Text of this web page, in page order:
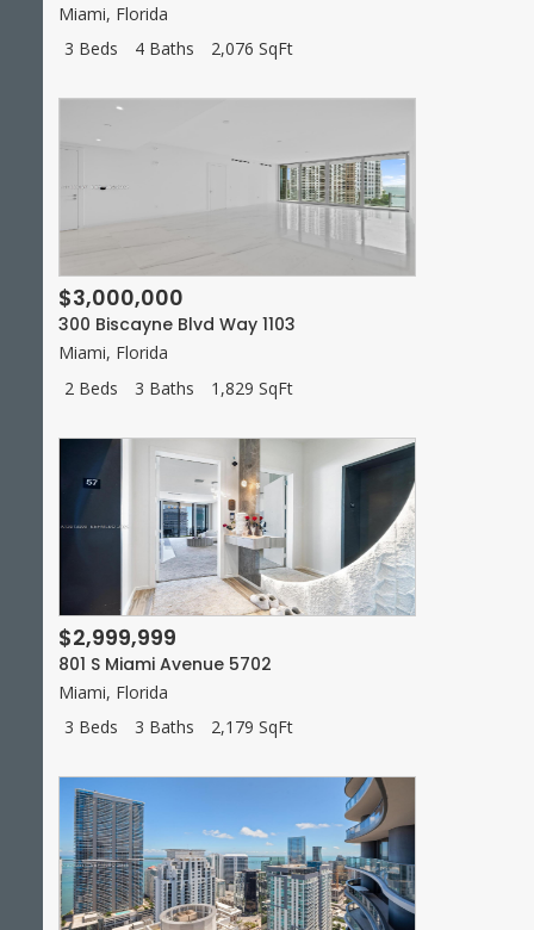
Miami, Florida
3 Beds
4 Baths 2,076 SqFt
$3,000,000
300 Biscayne Blvd Way 1103
Miami, Florida
2 Beds
3 Baths 1,829 SqFt
$2,999,999
801 S Miami Avenue 5702
Miami, Florida
3 Beds
3 Baths 2,179 SqFt